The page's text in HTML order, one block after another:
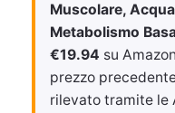
Muscolare,
Metabolismo
€19.94 su
prezzo
rilevato tramite le